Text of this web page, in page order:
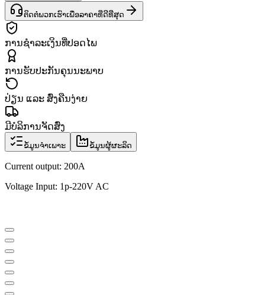
ຕິດຕໍ່ພວກເຮົາເພື່ອລາຄາທີ່ດີທີ່ສຸດ
ການຊຳລະເງິນທີ່ປອດໄພ
ການຮັບປະກັນຄຸນນະພາບ
ປ່ຽນ ແລະ ສົ່ງຄືນງ່າຍ
ມີບໍລິການຈັດສົ່ງ
ຂໍ້ມູນຈຳເພາະ ຂໍ້ມູນຜູ້ຜະລິດ
Current output: 200A
Voltage Input: 1p-220V AC